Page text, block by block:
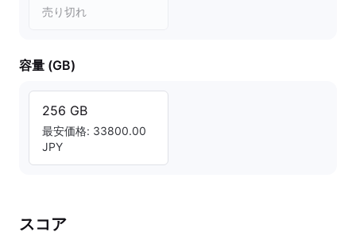
売り切れ
容量 (GB)
256 GB
最安価格: 33800.00
JPY
スコア